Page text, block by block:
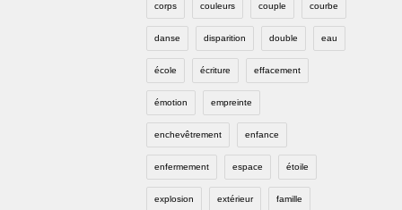
corps couleurs couple courbe
danse disparition double eau
école écriture effacement
émotion empreinte
enchevêtrement enfance
enfermement espace étoile
explosion extérieur famille